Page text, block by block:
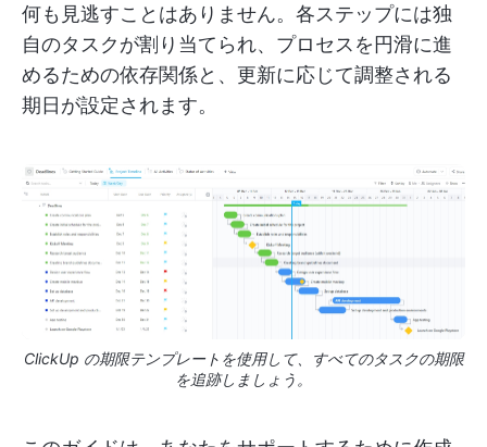
何も見逃すことはありません。各ステップには独
自のタスクが割り当てられ、プロセスを円滑に進
めるための依存関係と、更新に応じて調整される
期日が設定されます。
ClickUp の期限テンプレートを使用して、すべてのタスクの期限
を追跡しましょう。